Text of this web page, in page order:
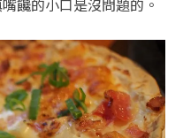
饞的小口是沒問題的。